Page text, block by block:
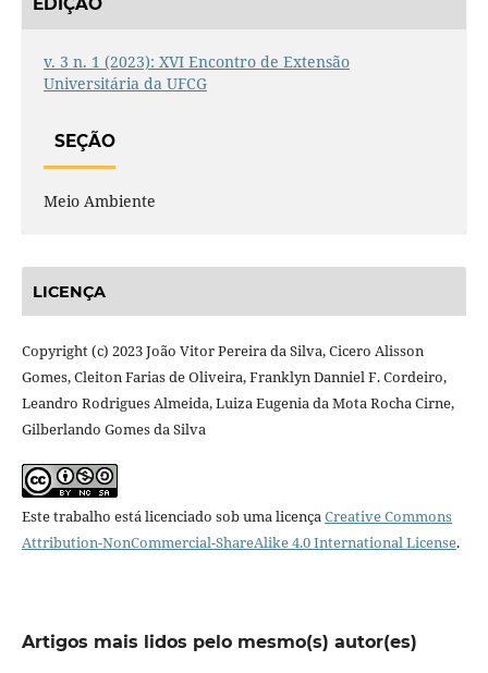
v. 3 n. 1 (2023): XVI Encontro de Extensão
Universitária da UFCG
SEÇÃO
Meio Ambiente
LICENÇA
Copyright (c) 2023 João Vitor Pereira da Silva, Cicero Alisson
Gomes, Cleiton Farias de Oliveira, Franklyn Danniel F. Cordeiro,
Leandro Rodrigues Almeida, Luiza Eugenia da Mota Rocha Cirne,
Gilberlando Gomes da Silva
Este trabalho está licenciado sob uma licençaCreative Commons
Attribution-NonCommercial-ShareAlike 4.0 International License.
Artigos mais lidos pelo mesmo(s) autor(es)